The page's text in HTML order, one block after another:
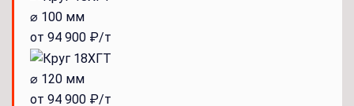
⌀ 100 мм
от 94 900 ₽/т
⌀ 120 мм
от 94 900 ₽/т